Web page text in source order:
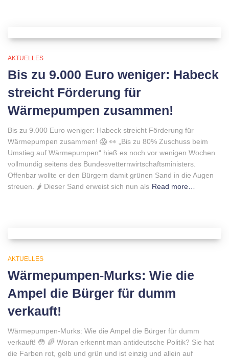
AKTUELLES
Bis zu 9.000 Euro weniger: Habeck
streicht Förderung für
Wärmepumpen zusammen!
Bis zu 9.000 Euro weniger: Habeck streicht Förderung für
Wärmepumpen zusammen! 😱 👀 „Bis zu 80% Zuschuss beim
Umstieg auf Wärmepumpen“ hieß es noch vor wenigen Wochen
vollmundig seitens des Bundesvetternwirtschaftsministers.
Offenbar wollte er den Bürgern damit grünen Sand in die Augen
streuen. 🌶 Dieser Sand erweist sich nun als Read more…
AKTUELLES
Wärmepumpen-Murks: Wie die
Ampel die Bürger für dumm
verkauft!
Wärmepumpen-Murks: Wie die Ampel die Bürger für dumm
verkauft! 😳 🌈 Woran erkennt man antideutsche Politik? Sie hat
die Farben rot, gelb und grün und ist einzig und allein auf